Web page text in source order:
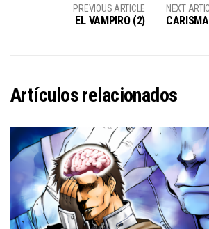
PREVIOUS ARTICLE
EL VAMPIRO (2)
NEXT
Artículos relacionados